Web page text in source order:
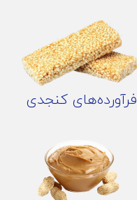
فرآورده‌های کنجدی